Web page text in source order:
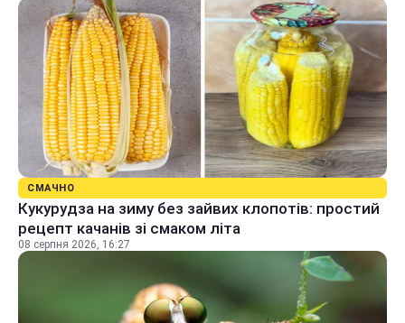
СМАЧНО
Кукурудза на зиму без зайвих клопотів: простий
рецепт качанів зі смаком літа
08 серпня 2026, 16:27